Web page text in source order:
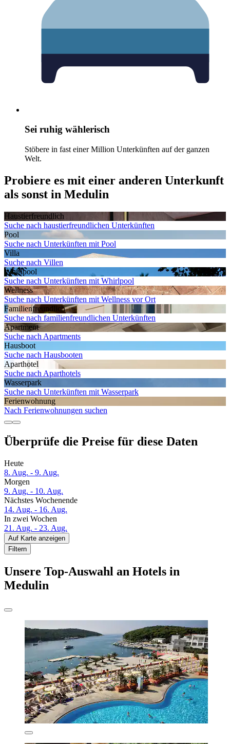
Sei ruhig wählerisch
Stöbere in fast einer Million Unterkünften auf der ganzen
Welt.
Probiere es mit einer anderen Unterkunft
als sonst in Medulin
Haustier­freundlich
Suche nach haustierfreundlichen Unterkünften
Pool
Suche nach Unterkünften mit Pool
Villa
Suche nach Villen
Whirlpool
Suche nach Unterkünften mit Whirlpool
Wellness
Suche nach Unterkünften mit Wellness vor Ort
Familien­freundlich
Suche nach familienfreundlichen Unterkünften
Apartment
Suche nach Apartments
Hausboot
Suche nach Hausbooten
Aparthotel
Suche nach Aparthotels
Wasserpark
Suche nach Unterkünften mit Wasserpark
Ferien­wohnung
Nach Ferienwohnungen suchen
Überprüfe die Preise für diese Daten
Heute
8. Aug. - 9. Aug.
Morgen
9. Aug. - 10. Aug.
Nächstes Wochenende
14. Aug. - 16. Aug.
In zwei Wochen
21. Aug. - 23. Aug.
Auf Karte anzeigen
Filtern
Unsere Top-Auswahl an Hotels in
Medulin